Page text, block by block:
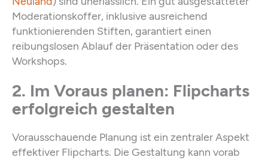
Moderationskoffer, inklusive ausreichend
funktionierenden Stiften, garantiert einen
reibungslosen Ablauf der Präsentation oder des
Workshops.
2. Im Voraus planen: Flipcharts
erfolgreich gestalten
Vorausschauende Planung ist ein zentraler Aspekt
effektiver Flipcharts. Die Gestaltung kann vorab